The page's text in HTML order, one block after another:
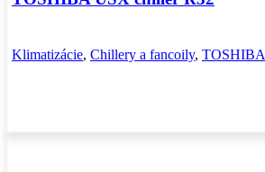
Klimatizácie, Chillery a fancoily, TOSHIBA